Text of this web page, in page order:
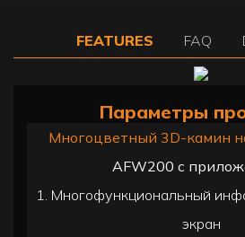
FEATURES FAQ
Параметры
Многоцветный 3D-камин
AFW200 с
1. Многофункциональный
экран